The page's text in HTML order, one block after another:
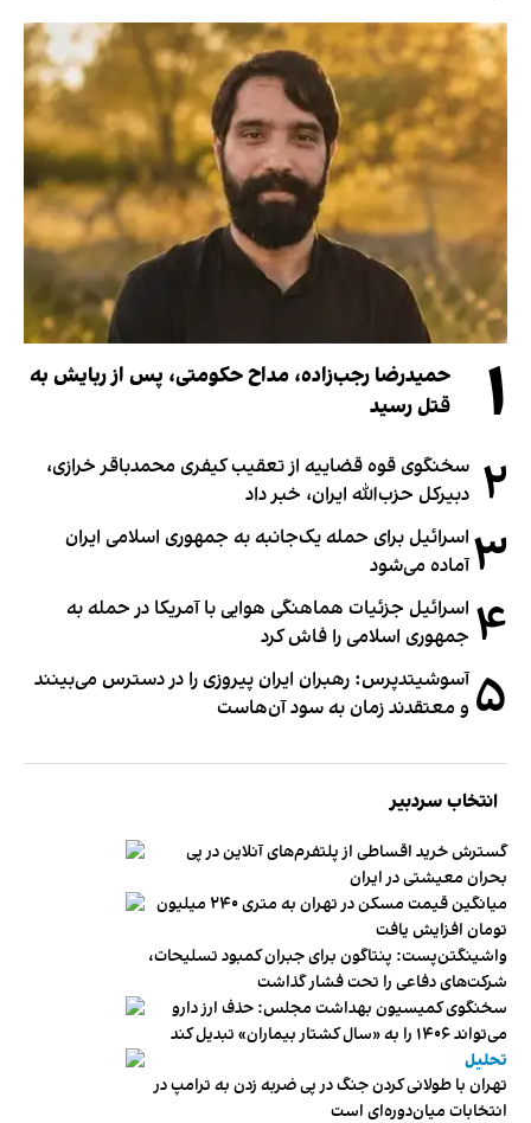
۱
حمیدرضا رجب‌زاده، مداح حکومتی، پس از ربایش به
قتل رسید
۲ سخنگوی قوه قضاییه از تعقیب کیفری محمدباقر خرازی،
دبیر‌کل حزب‌الله ایران، خبر داد
۳ اسرائیل برای حمله یک‌جانبه به جمهوری اسلامی ایران
آماده می‌شود
۴ اسرائیل جزئیات هماهنگی هوایی با آمریکا در حمله به
جمهوری اسلامی را فاش کرد
۵ آسوشیتدپرس: رهبران ایران پیروزی را در دسترس می‌بینند
و معتقدند زمان به سود آن‌هاست
انتخاب سردبیر
گسترش خرید اقساطی از پلتفرم‌های آنلاین در پی
بحران معیشتی در ایران
میانگین قیمت مسکن در تهران به متری ۲۴۰ میلیون
تومان افزایش یافت
واشینگتن‌پست: پنتاگون برای جبران کمبود تسلیحات،
شرکت‌های دفاعی را تحت فشار گذاشت
سخنگوی کمیسیون بهداشت مجلس: حذف ارز دارو
می‌تواند ۱۴۰۶ را به «سال کشتار بیماران» تبدیل کند
تحلیل
تهران با طولانی کردن جنگ در پی ضربه زدن به ترامپ در
انتخابات میان‌دوره‌ای است